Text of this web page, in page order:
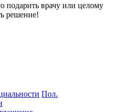
подарить врачу или целому
решение!
Пол.